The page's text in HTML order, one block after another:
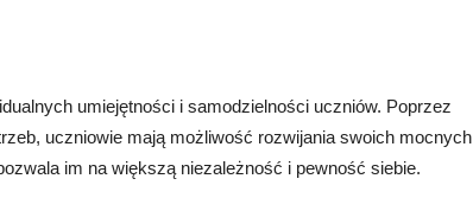
umiejętności i samodzielności uczniów. Poprzez
uczniowie mają możliwość rozwijania swoich mocnych
im na większą niezależność i pewność siebie.